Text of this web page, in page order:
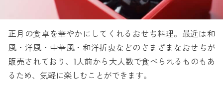
正月の食卓を華やかにしてくれるおせち料理。最近は和
風・洋風・中華風・和洋折衷などのさまざまなおせちが
販売されており、1人前から大人数で食べられるものもあ
るため、気軽に楽しむことができます。